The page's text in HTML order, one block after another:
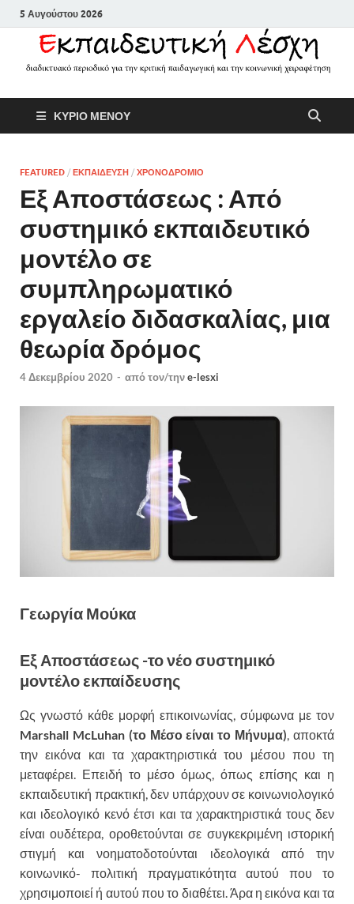
5 Αυγούστου 2026
κριτική παιδαγωγική και την
κοινωνική χειραφέτηση
ΚΥΡΙΟ ΜΕΝΟΥ
FEATURED / ΕΚΠΑΙΔΕΥΣΗ / ΧΡΟΝΟΔΡΟΜΙΟ
Εξ Αποστάσεως : Από
συστημικό εκπαιδευτικό
μοντέλο σε
συμπληρωματικό
εργαλείο διδασκαλίας, μια
θεωρία δρόμος
4 Δεκεμβρίου 2020 - από τον/τηνe-lesxi
Γεωργία Μούκα
Εξ Αποστάσεως -το νέο συστημικό
μοντέλο εκπαίδευσης
Ως γνωστό κάθε μορφή επικοινωνίας, σύμφωνα με τον
Marshall McLuhan (το Μέσο είναι το Μήνυμα), αποκτά
την εικόνα και τα χαρακτηριστικά του μέσου που τη
μεταφέρει. Επειδή το μέσο όμως, όπως επίσης και η
εκπαιδευτική πρακτική, δεν υπάρχουν σε κοινωνιολογικό
και ιδεολογικό κενό έτσι και τα χαρακτηριστικά τους δεν
είναι ουδέτερα, οροθετούνται σε συγκεκριμένη ιστορική
στιγμή και νοηματοδοτούνται ιδεολογικά από την
κοινωνικό- πολιτική πραγματικότητα αυτού που το
χρησιμοποιεί ή αυτού που το διαθέτει. Άρα η εικόνα και τα